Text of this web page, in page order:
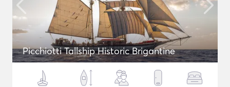
Picchiotti Tallship Historic Brigantine